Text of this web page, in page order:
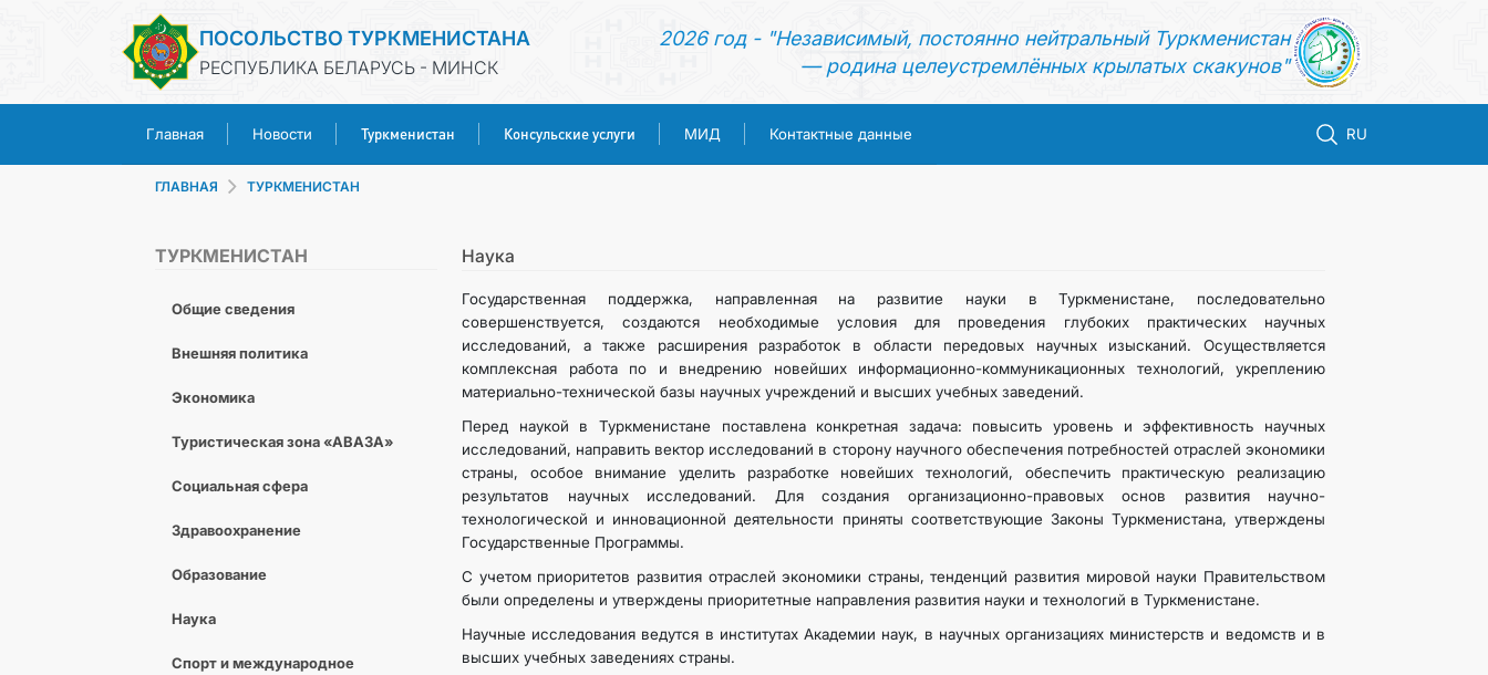
ПОСОЛЬСТВО ТУРКМЕНИСТАНА
РЕСПУБЛИКА БЕЛАРУСЬ - МИНСК
2026 год - "Независимый, постоянно нейтральный Туркменистан
— родина целеустремлённых крылатых скакунов"
Главная Новости Туркменистан Консульские услуги МИД Контактные данные RU
ТУРКМЕНИСТАН
КОНСУЛЬСКИЕ УСЛУГИ
МИД
КОНТАКТНЫЕ ДАННЫЕ
ГЛАВНАЯ ТУРКМЕНИСТАН
ТУРКМЕНИСТАН
Общие сведения
Внешняя политика
Экономика
Туристическая зона «АВАЗА»
Социальная сфера
Здравоохранение
Образование
Наука
Спорт и международное
Наука
Государственная поддержка, направленная на развитие науки в Туркменистане, последовательно
совершенствуется, создаются необходимые условия для проведения глубоких практических научных
исследований, а также расширения разработок в области передовых научных изысканий. Осуществляется
комплексная работа по и внедрению новейших информационно-коммуникационных технологий, укреплению
материально-технической базы научных учреждений и высших учебных заведений.
Перед наукой в Туркменистане поставлена конкретная задача: повысить уровень и эффективность научных
исследований, направить вектор исследований в сторону научного обеспечения потребностей отраслей экономики
страны, особое внимание уделить разработке новейших технологий, обеспечить практическую реализацию
результатов научных исследований. Для создания организационно-правовых основ развития научно-
технологической и инновационной деятельности приняты соответствующие Законы Туркменистана, утверждены
Государственные Программы.
С учетом приоритетов развития отраслей экономики страны, тенденций развития мировой науки Правительством
были определены и утверждены приоритетные направления развития науки и технологий в Туркменистане.
Научные исследования ведутся в институтах Академии наук, в научных организациях министерств и ведомств и в
высших учебных заведениях страны.